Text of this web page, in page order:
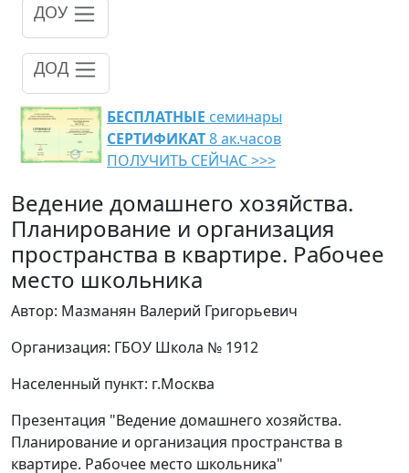
ДОУ
ДОД
БЕСПЛАТНЫЕ семинары
СЕРТИФИКАТ8 ак.часов
ПОЛУЧИТЬ СЕЙЧАС >>>
Ведение домашнего хозяйства.
Планирование и организация
пространства в квартире. Рабочее
место школьника
Автор: Мазманян Валерий Григорьевич
Организация: ГБОУ Школа № 1912
Населенный пункт: г.Москва
Презентация "Ведение домашнего хозяйства.
Планирование и организация пространства в
квартире. Рабочее место школьника"